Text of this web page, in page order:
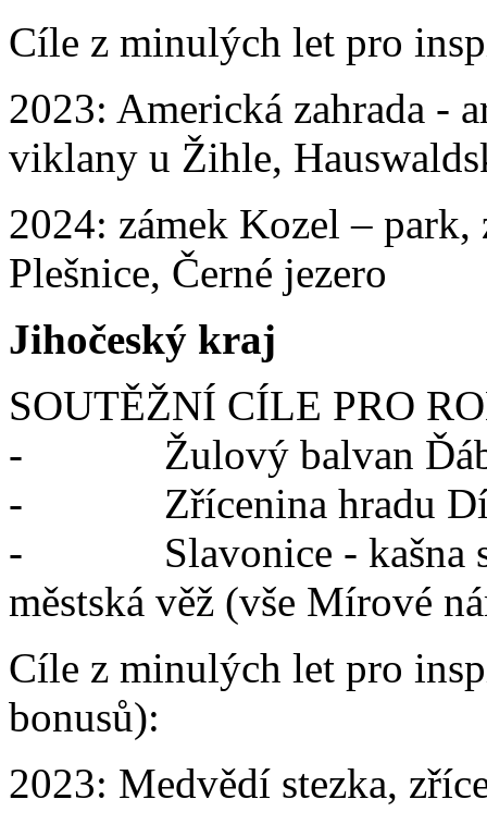
Cíle z minulých let pro
2023: Americká zahrada -
viklany u Žihle,
2024: zámek Kozel –
Plešnice, Černé jezero
Jihočeský kraj
SOUTĚŽNÍ CÍLE PRO
- Žulový balvan
- Zřícenina hradu
- Slavonice - kašna se
městská věž (vše Mírové
Cíle z minulých let pro
bonusů):
2023: Medvědí stezka,